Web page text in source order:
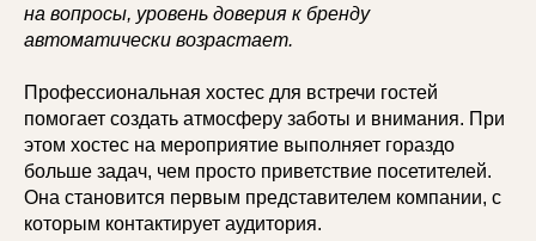
на вопросы, уровень доверия к бренду
автоматически возрастает.
Профессиональная хостес для встречи гостей
помогает создать атмосферу заботы и внимания. При
этом хостес на мероприятие выполняет гораздо
больше задач, чем просто приветствие посетителей.
Она становится первым представителем компании, с
которым контактирует аудитория.